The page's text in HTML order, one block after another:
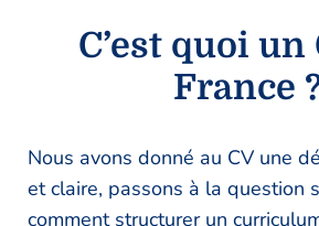
C’est quoi un
France
Nous avons donné au CV une
et claire, passons à la question
comment structurer un